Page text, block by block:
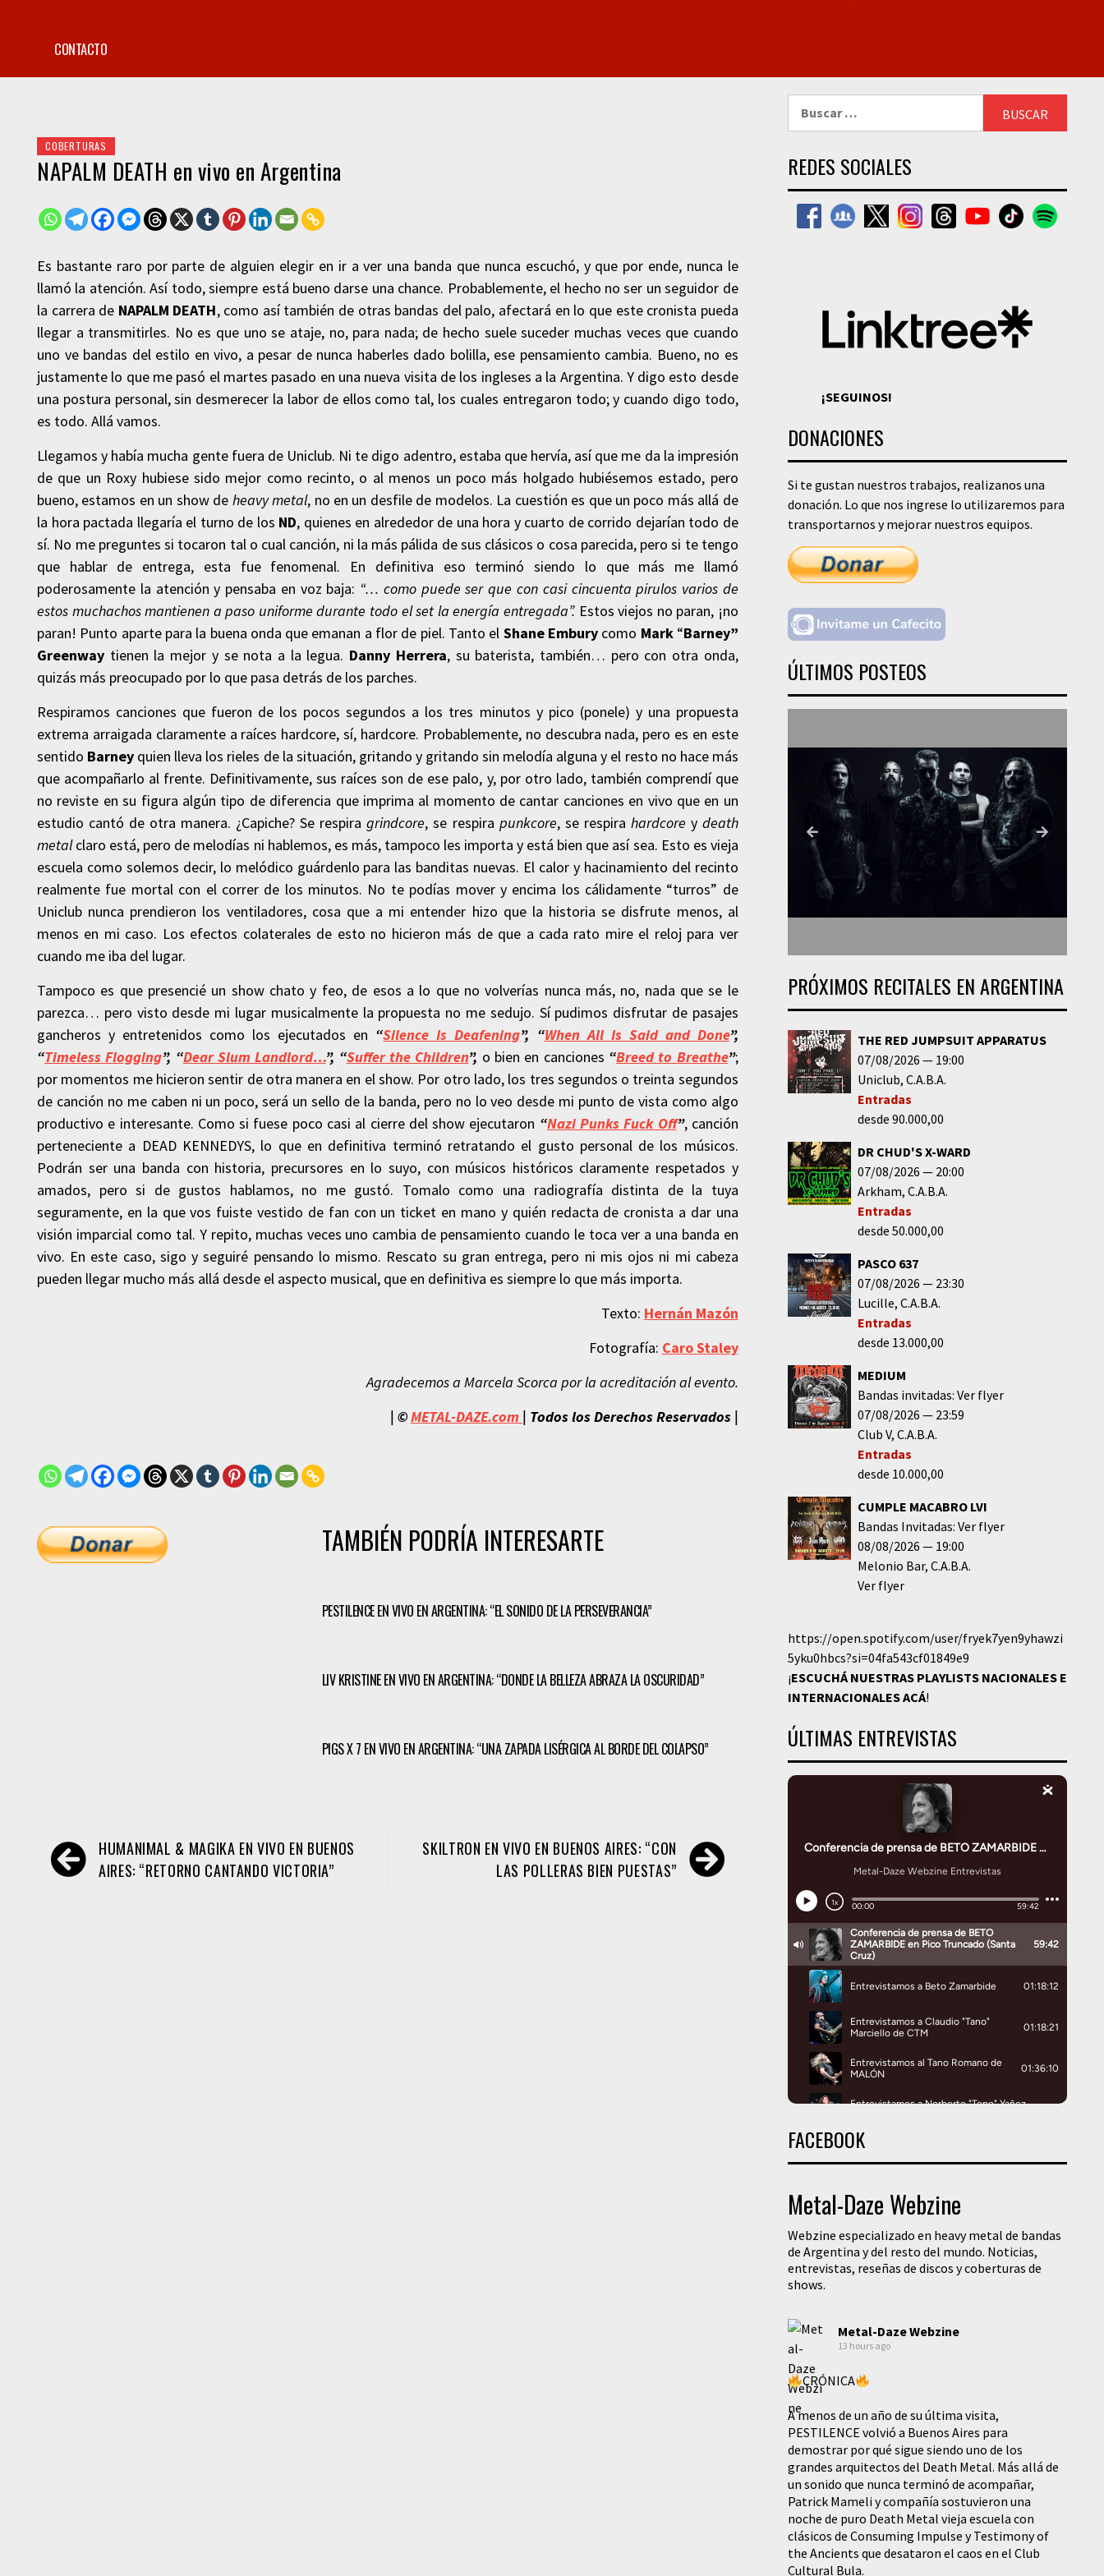
CONTACTO
COBERTURAS
NAPALM DEATH en vivo en Argentina
Es bastante raro por parte de alguien elegir en ir a ver una banda que nunca escuchó, y que por ende, nunca le
llamó la atención. Así todo, siempre está bueno darse una chance. Probablemente, el hecho no ser un seguidor de
la carrera de NAPALM DEATH, como así también de otras bandas del palo, afectará en lo que este cronista pueda
llegar a transmitirles. No es que uno se ataje, no, para nada; de hecho suele suceder muchas veces que cuando
uno ve bandas del estilo en vivo, a pesar de nunca haberles dado bolilla, ese pensamiento cambia. Bueno, no es
justamente lo que me pasó el martes pasado en una nueva visita de los ingleses a la Argentina. Y digo esto desde
una postura personal, sin desmerecer la labor de ellos como tal, los cuales entregaron todo; y cuando digo todo,
es todo. Allá vamos.
Llegamos y había mucha gente fuera de Uniclub. Ni te digo adentro, estaba que hervía, así que me da la impresión
de que un Roxy hubiese sido mejor como recinto, o al menos un poco más holgado hubiésemos estado, pero
bueno, estamos en un show de heavy metal, no en un desfile de modelos. La cuestión es que un poco más allá de
la hora pactada llegaría el turno de los ND, quienes en alrededor de una hora y cuarto de corrido dejarían todo de
sí. No me preguntes si tocaron tal o cual canción, ni la más pálida de sus clásicos o cosa parecida, pero si te tengo
que hablar de entrega, esta fue fenomenal. En definitiva eso terminó siendo lo que más me llamó
poderosamente la atención y pensaba en voz baja: “… como puede ser que con casi cincuenta pirulos varios de
estos muchachos mantienen a paso uniforme durante todo el set la energía entregada”. Estos viejos no paran, ¡no
paran! Punto aparte para la buena onda que emanan a flor de piel. Tanto el Shane Emburycomo Mark“Barney”
Greenway tienen la mejor y se nota a la legua. Danny Herrera, su baterista, también… pero con otra onda,
quizás más preocupado por lo que pasa detrás de los parches.
Respiramos canciones que fueron de los pocos segundos a los tres minutos y pico (ponele) y una propuesta
extrema arraigada claramente a raíces hardcore, sí, hardcore. Probablemente, no descubra nada, pero es en este
sentido Barney quien lleva los rieles de la situación, gritando y gritando sin melodía alguna y el resto no hace más
que acompañarlo al frente. Definitivamente, sus raíces son de ese palo, y, por otro lado, también comprendí que
no reviste en su figura algún tipo de diferencia que imprima al momento de cantar canciones en vivo que en un
estudio cantó de otra manera. ¿Capiche? Se respiragrindcore, se respira punkcore, se respira hardcore y death
metalclaro está, pero de melodías ni hablemos, es más, tampoco les importa y está bien que así sea. Esto es vieja
escuela como solemos decir, lo melódico guárdenlo para las banditas nuevas. El calor y hacinamiento del recinto
realmente fue mortal con el correr de los minutos. No te podías mover y encima los cálidamente “turros” de
Uniclub nunca prendieron los ventiladores, cosa que a mi entender hizo que la historia se disfrute menos, al
menos en mi caso. Los efectos colaterales de esto no hicieron más de que a cada rato mire el reloj para ver
cuando me iba del lugar.
Tampoco es que presencié un show chato y feo, de esos a lo que no volverías nunca más, no, nada que se le
parezca… pero visto desde mi lugar musicalmente la propuesta no me sedujo. Sí pudimos disfrutar de pasajes
gancheros y entretenidos como los ejecutados en “Silence Is Deafening”, “When All Is Said and Done”,
“Timeless Flogging”, “Dear Slum Landlord…”, “Suffer the Children”, o bien en canciones “Breed to Breathe”;
por momentos me hicieron sentir de otra manera en el show. Por otro lado, los tres segundos o treinta segundos
de canción no me caben ni un poco, será un sello de la banda, pero no lo veo desde mi punto de vista como algo
productivo e interesante. Como si fuese poco casi al cierre del show ejecutaron “Nazi Punks Fuck Off”, canción
perteneciente a DEAD KENNEDYS, lo que en definitiva terminó retratando el gusto personal de los músicos.
Podrán ser una banda con historia, precursores en lo suyo, con músicos históricos claramente respetados y
amados, pero si de gustos hablamos, no me gustó. Tomalo como una radiografía distinta de la tuya
seguramente, en la que vos fuiste vestido de fan con un ticket en mano y quién redacta de cronista a dar una
visión imparcial como tal. Y repito, muchas veces uno cambia de pensamiento cuando le toca ver a una banda en
vivo. En este caso, sigo y seguiré pensando lo mismo. Rescato su gran entrega, pero ni mis ojos ni mi cabeza
pueden llegar mucho más allá desde el aspecto musical, que en definitiva es siempre lo que más importa.
Texto: Hernán Mazón
Fotografía: Caro Staley
Agradecemos a Marcela Scorca por la acreditación al evento.
| ©METAL-DAZE.com | Todos los Derechos Reservados|
TAMBIÉN PODRÍA INTERESARTE
PESTILENCE EN VIVO EN ARGENTINA: “EL SONIDO DE LA PERSEVERANCIA”
LIV KRISTINE EN VIVO EN ARGENTINA: “DONDE LA BELLEZA ABRAZA LA OSCURIDAD”
PIGS X 7 EN VIVO EN ARGENTINA: “UNA ZAPADA LISÉRGICA AL BORDE DEL COLAPSO”
Navegación
de
HUMANIMAL & MAGIKA EN VIVO EN BUENOS
AIRES: “RETORNO CANTANDO VICTORIA”
SKILTRON EN VIVO EN BUENOS AIRES: “CON
LAS POLLERAS BIEN PUESTAS”
REDES SOCIALES
¡SEGUINOS!
DONACIONES
Si te gustan nuestros trabajos, realizanos una
donación. Lo que nos ingrese lo utilizaremos para
transportarnos y mejorar nuestros equipos.
ÚLTIMOS POSTEOS
PRÓXIMOS RECITALES EN ARGENTINA
THE RED JUMPSUIT APPARATUS
07/08/2026
19:00
Uniclub C.A.B.A.
Entradas
desde 90.000,00
DR CHUD'S X-WARD
07/08/2026
20:00
Arkham C.A.B.A.
Entradas
desde 50.000,00
PASCO 637
07/08/2026
23:30
Lucille C.A.B.A.
Entradas
desde 13.000,00
MEDIUM
Bandas invitadas: Ver flyer
07/08/2026
23:59
Club V C.A.B.A.
Entradas
desde 10.000,00
CUMPLE MACABRO LVI
Bandas Invitadas: Ver flyer
08/08/2026
19:00
Melonio Bar C.A.B.A.
Ver flyer
https://open.spotify.com/user/fryek7yen9yhawzi
5yku0hbcs?si=04fa543cf01849e9
¡ESCUCHÁ NUESTRAS PLAYLISTS NACIONALES E
INTERNACIONALESACÁ!
ÚLTIMAS ENTREVISTAS
FACEBOOK
Metal-Daze Webzine
Webzine especializado en heavy metal de bandas
de Argentina y del resto del mundo. Noticias,
entrevistas, reseñas de discos y coberturas de
shows.
Metal-Daze Webzine
13 hours ago
CRÓNICA
A menos de un año de su última visita,
PESTILENCE volvió a Buenos Aires para
demostrar por qué sigue siendo uno de los
grandes arquitectos del Death Metal. Más allá de
un sonido que nunca terminó de acompañar,
Patrick Mameli y compañía sostuvieron una
noche de puro Death Metal vieja escuela con
clásicos de Consuming Impulse y Testimony of
the Ancients que desataron el caos en el Club
Cultural Bula.